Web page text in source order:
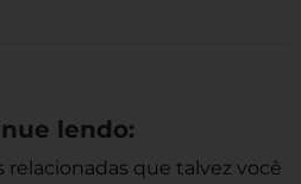
lendo:
relacionadas que talvez você